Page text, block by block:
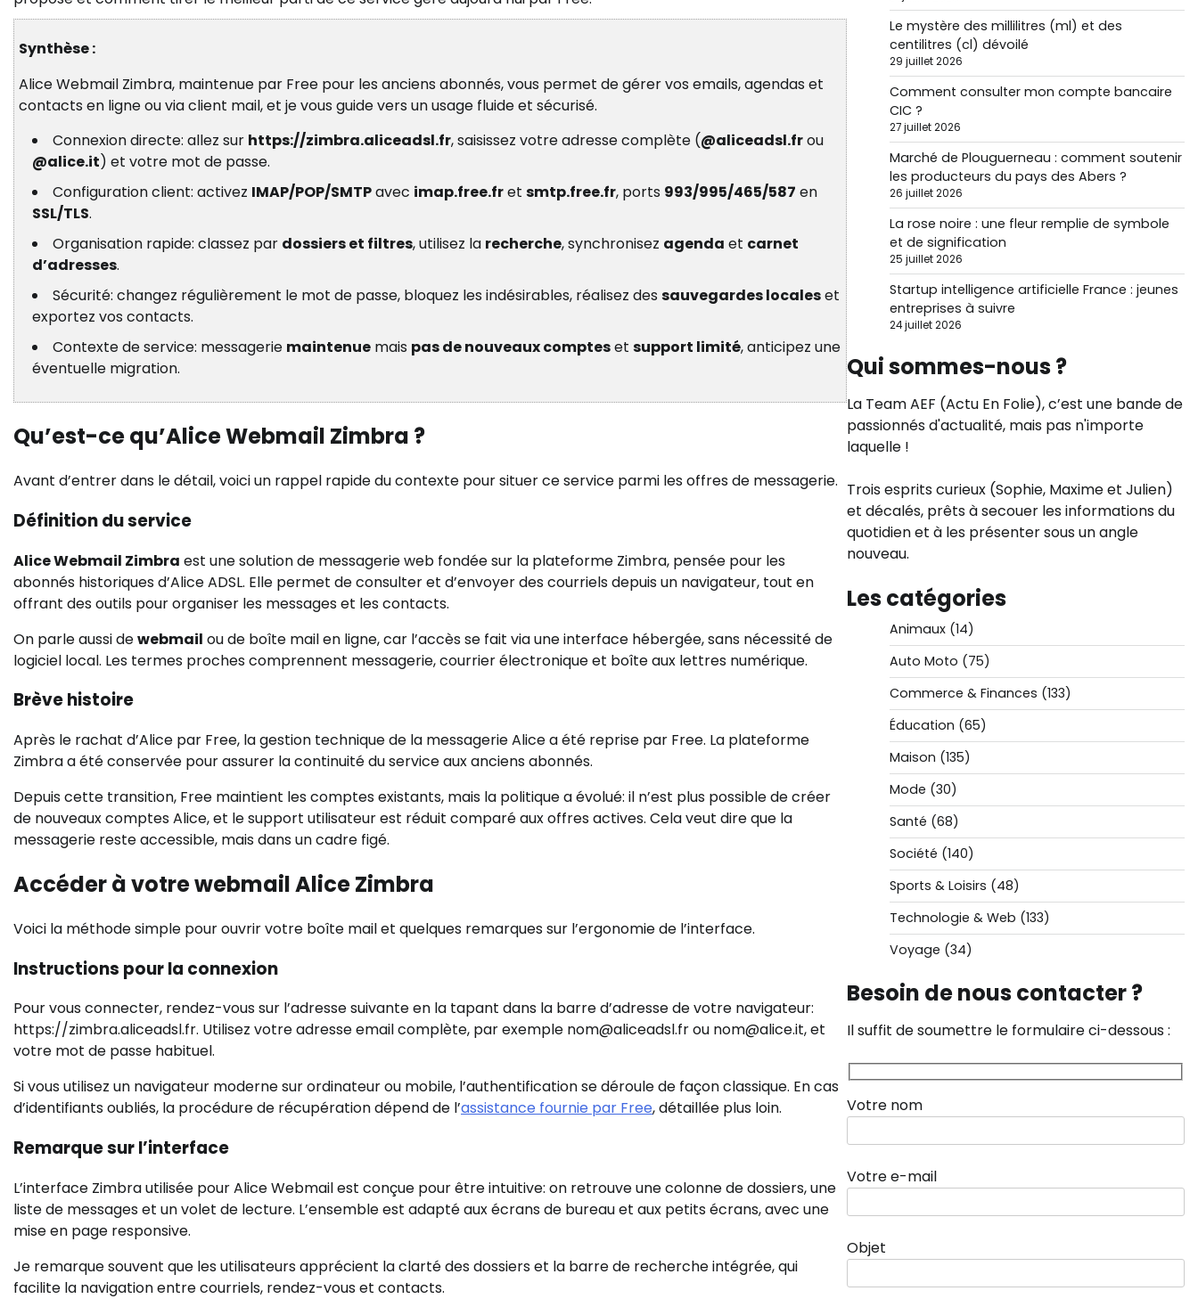
Synthèse :
Alice Webmail Zimbra, maintenue par Free pour les anciens abonnés, vous permet de gérer vos emails, agendas et
contacts en ligne ou via client mail, et je vous guide vers un usage fluide et sécurisé.
Connexion directe: allez sur https://zimbra.aliceadsl.fr, saisissez votre adresse complète (@aliceadsl.frou
@alice.it) et votre mot de passe.
Configuration client: activez IMAP/POP/SMTPavec imap.free.fret smtp.free.fr, ports 993/995/465/587 en
SSL/TLS.
Organisation rapide: classez par dossiers et filtres, utilisez la recherche, synchronisez agenda et carnet
d’adresses.
Sécurité: changez régulièrement le mot de passe, bloquez les indésirables, réalisez des sauvegardes localeset
exportez vos contacts.
Contexte de service: messagerie maintenue mais pas de nouveaux compteset support limité, anticipez une
éventuelle migration.
Qu’est-ce qu’Alice Webmail Zimbra ?
Avant d’entrer dans le détail, voici un rappel rapide du contexte pour situer ce service parmi les offres de messagerie.
Définition du service
Alice Webmail Zimbra est une solution de messagerie web fondée sur la plateforme Zimbra, pensée pour les
abonnés historiques d’Alice ADSL. Elle permet de consulter et d’envoyer des courriels depuis un navigateur, tout en
offrant des outils pour organiser les messages et les contacts.
On parle aussi dewebmail ou de boîte mail en ligne, car l’accès se fait via une interface hébergée, sans nécessité de
logiciel local. Les termes proches comprennent messagerie, courrier électronique et boîte aux lettres numérique.
Brève histoire
Après le rachat d’Alice par Free, la gestion technique de la messagerie Alice a été reprise par Free. La plateforme
Zimbra a été conservée pour assurer la continuité du service aux anciens abonnés.
Depuis cette transition, Free maintient les comptes existants, mais la politique a évolué: il n’est plus possible de créer
de nouveaux comptes Alice, et le support utilisateur est réduit comparé aux offres actives. Cela veut dire que la
messagerie reste accessible, mais dans un cadre figé.
Accéder à votre webmail Alice Zimbra
Voici la méthode simple pour ouvrir votre boîte mail et quelques remarques sur l’ergonomie de l’interface.
Instructions pour la connexion
Pour vous connecter, rendez-vous sur l’adresse suivante en la tapant dans la barre d’adresse de votre navigateur:
https://zimbra.aliceadsl.fr. Utilisez votre adresse email complète, par exemple nom@aliceadsl.fr ou nom@alice.it, et
votre mot de passe habituel.
Si vous utilisez un navigateur moderne sur ordinateur ou mobile, l’authentification se déroule de façon classique. En cas
d’identifiants oubliés, la procédure de récupération dépend de l’assistance fournie par Free, détaillée plus loin.
Remarque sur l’interface
L’interface Zimbra utilisée pour Alice Webmail est conçue pour être intuitive: on retrouve une colonne de dossiers, une
liste de messages et un volet de lecture. L’ensemble est adapté aux écrans de bureau et aux petits écrans, avec une
mise en page responsive.
Je remarque souvent que les utilisateurs apprécient la clarté des dossiers et la barre de recherche intégrée, qui
facilite la navigation entre courriels, rendez-vous et contacts.
Le mystère des millilitres (ml) et des
centilitres (cl) dévoilé
29 juillet 2026
Comment consulter mon compte bancaire
CIC ?
27 juillet 2026
Marché de Plouguerneau : comment soutenir
les producteurs du pays des Abers ?
26 juillet 2026
La rose noire : une fleur remplie de symbole
et de signification
25 juillet 2026
Startup intelligence artificielle France : jeunes
entreprises à suivre
24 juillet 2026
Qui sommes-nous ?
La Team AEF (Actu En Folie), c’est une bande de
passionnés d'actualité, mais pas n'importe
laquelle !
Trois esprits curieux (Sophie, Maxime et Julien)
et décalés, prêts à secouer les informations du
quotidien et à les présenter sous un angle
nouveau.
Les catégories
Animaux(14)
Auto Moto (75)
Commerce & Finances (133)
Éducation (65)
Maison (135)
Mode (30)
Santé (68)
Société (140)
Sports & Loisirs (48)
Technologie & Web (133)
Voyage (34)
Besoin de nous contacter ?
Il suffit de soumettre le formulaire ci-dessous :
Votre nom
Votre e-mail
Objet